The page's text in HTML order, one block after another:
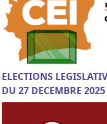
ELECTIONS
DU 27 DECEMBRE 2025